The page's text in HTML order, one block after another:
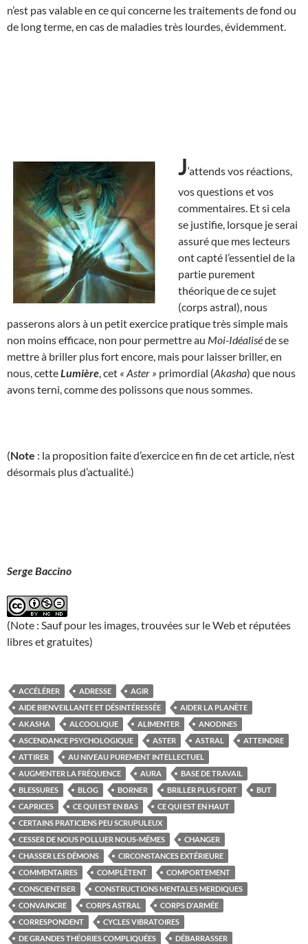
n’est pas valable en ce qui concerne les traitements de fond ou
de long terme, en cas de maladies très lourdes, évidemment.
J‘attends vos réactions,
vos questions et vos
commentaires. Et si cela
se justifie, lorsque je serai
assuré que mes lecteurs
ont capté l’essentiel de la
partie purement
théorique de ce sujet
(corps astral), nous
passerons alors à un petit exercice pratique très simple mais
non moins efficace, non pour permettre au Moi-Idéaliséde se
mettre à briller plus fort encore, mais pour laisser briller, en
nous, cetteLumière , cet « Aster » primordial (Akasha) que nous
avons terni, comme des polissons que nous sommes.
(Note : la proposition faite d’exercice en fin de cet article, n’est
désormais plus d’actualité.)
Serge Baccino
(Note : Sauf pour les images, trouvées sur le Web et réputées
libres et gratuites)
ACCÉLÉRER ADRESSE
AGIR
AIDE BIENVEILLANTE ET DÉSINTÉRESSÉE
AIDER LA PLANÈTE
AKASHA
ALCOOLIQUE ALIMENTER
ANODINES
ASCENDANCE PSYCHOLOGIQUE
ASTER ASTRAL
ATTEINDRE
ATTIRER
AU NIVEAU PUREMENT INTELLECTUEL
AUGMENTER LA FRÉQUENCE
AURA
BASE DE TRAVAIL
BLESSURES
BLOG BORNER BRILLER PLUS FORT
BUT
CAPRICES
CE QUI EST EN BAS
CE QUI EST EN HAUT
CERTAINS PRATICIENS PEU SCRUPULEUX
CESSER DE NOUS POLLUER NOUS-MÊMES
CHANGER
CHASSER LES DÉMONS
CIRCONSTANCES EXTÉRIEURE
COMMENTAIRES
COMPLÈTENT
COMPORTEMENT
CONSCIENTISER
CONSTRUCTIONS MENTALES MERDIQUES
CONVAINCRE
CORPS ASTRAL
CORPS D'ARMÉE
CORRESPONDENT
CYCLES VIBRATOIRES
DE GRANDES THÉORIES COMPLIQUÉES
DÉBARRASSER